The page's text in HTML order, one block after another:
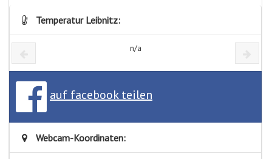
Temperatur Leibnitz:
n/a
auf facebook teilen
Webcam-Koordinaten: